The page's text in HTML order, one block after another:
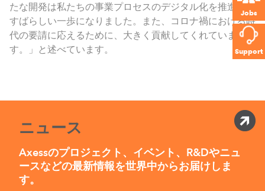
Jobs
Support
たな開発は私たちの事業プロセスのデジタル化を推進する
すばらしい一歩になりました。また、コロナ禍における時
代の要請に応えるために、大きく貢献してくれていま
す。」と述べています。
ニュース
Axessのプロジェクト、イベント、R&Dやニュ
ースなどの最新情報を世界中からお届けしま
す。